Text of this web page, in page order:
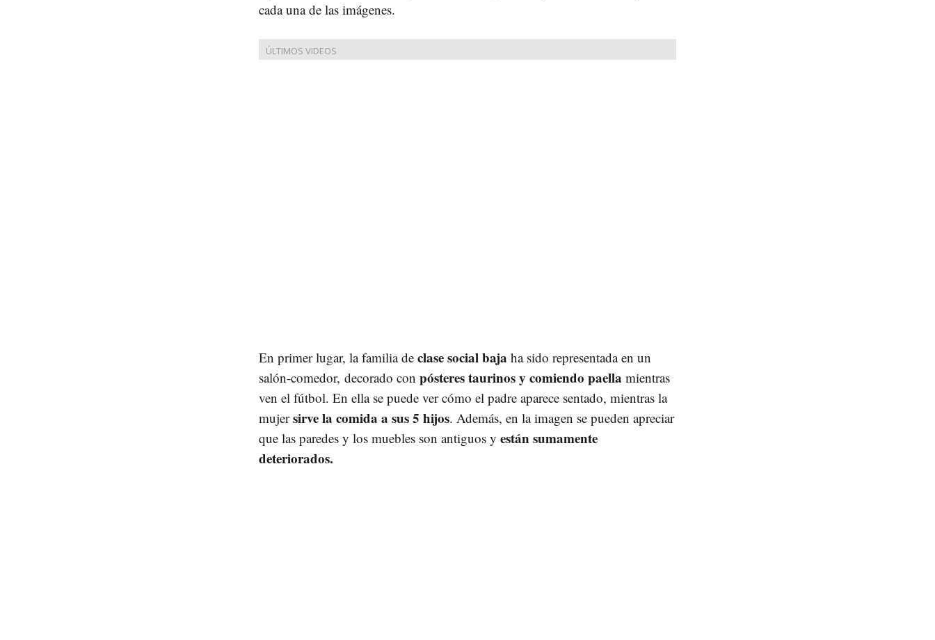
cada una de las imágenes.
En primer lugar, la familia de clase social baja ha sido representada en un
salón-comedor, decorado con pósteres taurinos y comiendo paella mientras
ven el fútbol. En ella se puede ver cómo el padre aparece sentado, mientras la
mujersirve la comida a sus 5 hijos. Además, en la imagen se pueden apreciar
que las paredes y los muebles son antiguos y están sumamente
deteriorados.